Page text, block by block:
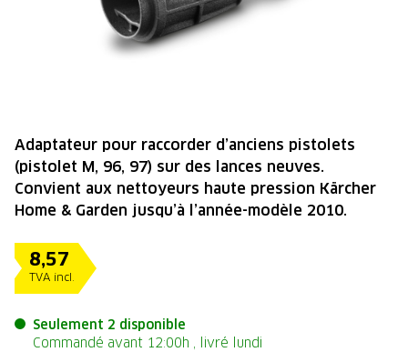
8,57
TVA incl.
Seulement 2 disponible
Commandé avant 12:00h , livré lundi
Adaptateur pour raccorder d’anciens pistolets
(pistolet M, 96, 97) sur des lances neuves.
Convient aux nettoyeurs haute pression Kärcher
Home & Garden jusqu’à l’année-modèle 2010.